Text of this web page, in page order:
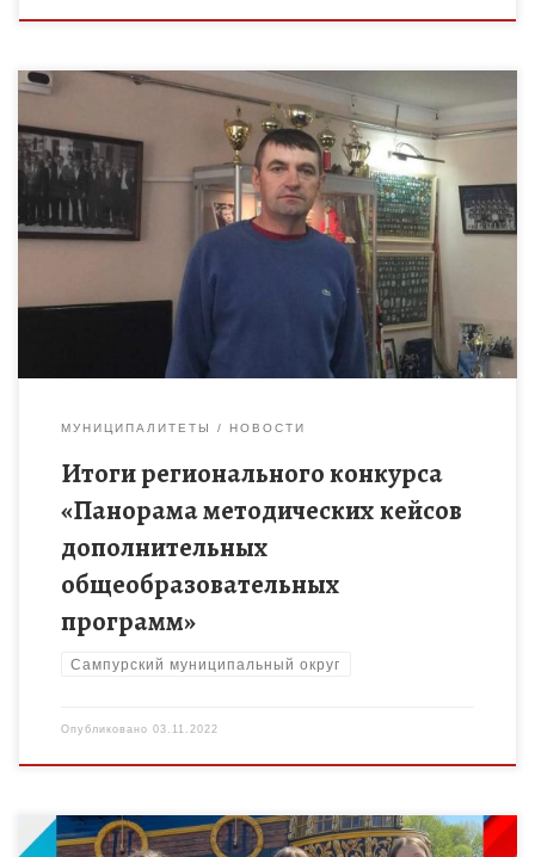
Подведены итоги регионального конкурса ««Панорама
методических кейсов дополнительных общеобразовательных
программ». В номинации «Методический кейс краткосрочной
дополнительной общеобразовательной общеразвивающей
программы» призовое третье место у тренера-
преподавателя МБОУДО […]
МУНИЦИПАЛИТЕТЫ НОВОСТИ
Итоги регионального конкурса
«Панорама методических кейсов
дополнительных
общеобразовательных
программ»
Сампурский муниципальный округ
Опубликовано 03.11.2022